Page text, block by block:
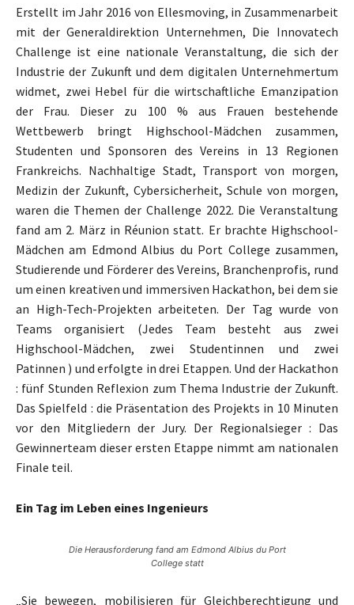
Erstellt im Jahr 2016 von Ellesmoving, in Zusammenarbeit
mit der Generaldirektion Unternehmen, Die Innovatech
Challenge ist eine nationale Veranstaltung, die sich der
Industrie der Zukunft und dem digitalen Unternehmertum
widmet, zwei Hebel für die wirtschaftliche Emanzipation
der Frau. Dieser zu 100 % aus Frauen bestehende
Wettbewerb bringt Highschool-Mädchen zusammen,
Studenten und Sponsoren des Vereins in 13 Regionen
Frankreichs. Nachhaltige Stadt, Transport von morgen,
Medizin der Zukunft, Cybersicherheit, Schule von morgen,
waren die Themen der Challenge 2022. Die Veranstaltung
fand am 2. März in Réunion statt. Er brachte Highschool-
Mädchen am Edmond Albius du Port College zusammen,
Studierende und Förderer des Vereins, Branchenprofis, rund
um einen kreativen und immersiven Hackathon, bei dem sie
an High-Tech-Projekten arbeiteten. Der Tag wurde von
Teams organisiert (Jedes Team besteht aus zwei
Highschool-Mädchen, zwei Studentinnen und zwei
Patinnen ) und erfolgte in drei Etappen. Und der Hackathon
: fünf Stunden Reflexion zum Thema Industrie der Zukunft.
Das Spielfeld : die Präsentation des Projekts in 10 Minuten
vor den Mitgliedern der Jury. Der Regionalsieger : Das
Gewinnerteam dieser ersten Etappe nimmt am nationalen
Finale teil.
Ein Tag im Leben eines Ingenieurs
Die Herausforderung fand am Edmond Albius du Port
College statt
„Sie bewegen, mobilisieren für Gleichberechtigung und